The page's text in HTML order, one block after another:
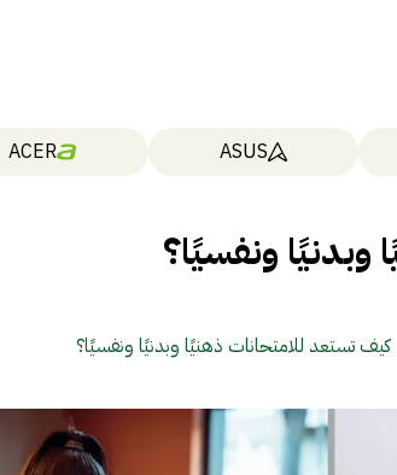
ASUS
ACER
ونفسيًا؟
كيف تستعد للامتحانات ذهنيًا وبدنيًا ونفسيًا؟